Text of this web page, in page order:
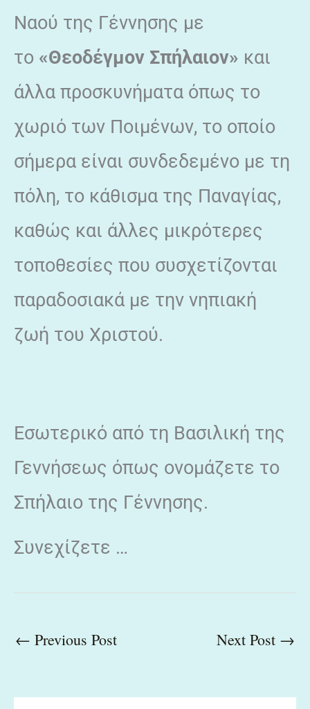
Ναού της Γέννησης με
το «Θεοδέγμον Σπήλαιον» και
άλλα προσκυνήματα όπως το
χωριό των Ποιμένων, το οποίο
σήμερα είναι συνδεδεμένο με τη
πόλη, το κάθισμα της Παναγίας,
καθώς και άλλες μικρότερες
τοποθεσίες που συσχετίζονται
παραδοσιακά με την νηπιακή
ζωή του Χριστού.
Εσωτερικό από τη Βασιλική της
Γεννήσεως όπως ονομάζετε το
Σπήλαιο της Γέννησης.
Συνεχίζετε …
← Previous Post Next Post →